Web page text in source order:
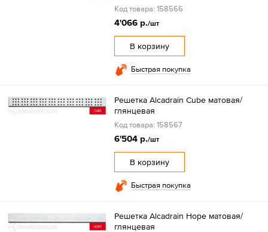
Код товара: 158566
4'066 р./шт
В корзину
Быстрая покупка
Решетка Alcadrain Cube матовая/
глянцевая
Код товара: 158567
6'504 р./шт
В корзину
Быстрая покупка
Решетка Alcadrain Hope матовая/
глянцевая